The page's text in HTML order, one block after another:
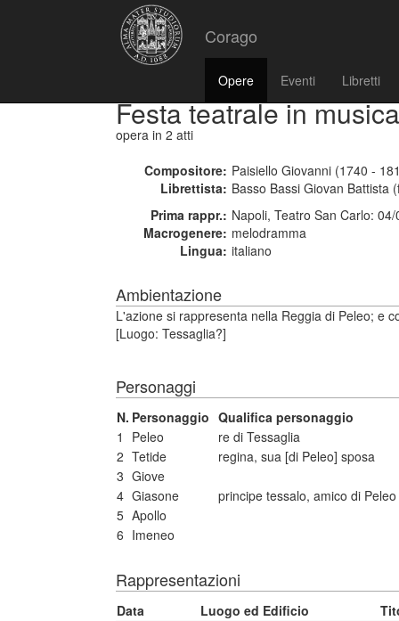
Corago
Opere Eventi Libretti
Festa teatrale in musica
opera in 2 atti
Compositore: Paisiello Giovanni (1740 -
Librettista: Basso Bassi Giovan Battista
Prima rappr.: Napoli, Teatro San Carlo:
Macrogenere: melodramma
Lingua: italiano
Ambientazione
L'azione si rappresenta nella Reggia di Peleo; e
[Luogo: Tessaglia?]
Personaggi
N. Personaggio Qualifica personaggio
1
Peleo
re di Tessaglia
2 Tetide
regina, sua [di Peleo] sposa
3 Giove
4 Giasone
principe tessalo, amico di
5 Apollo
6 Imeneo
Rappresentazioni
Data Luogo ed Edificio